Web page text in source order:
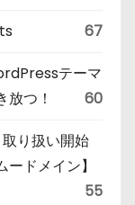
67
テーマ
放つ！
60
り扱い開始
ドメイン】
55